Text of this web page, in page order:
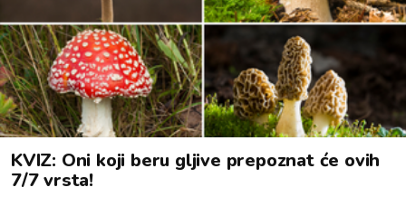
KVIZ: Oni koji beru gljive prepoznat će ovih
7/7 vrsta!